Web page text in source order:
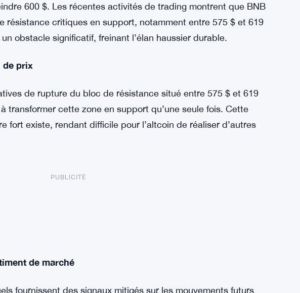
600 $. Les récentes activités de trading montrent que BNB
résistance critiques en support, notamment entre 575 $ et 619
obstacle significatif, freinant l’élan haussier durable.
de prix
de rupture du bloc de résistance situé entre 575 $ et 619
transformer cette zone en support qu’une seule fois. Cette
fort existe, rendant difficile pour l’altcoin de réaliser d’autres
PUBLICITÉ